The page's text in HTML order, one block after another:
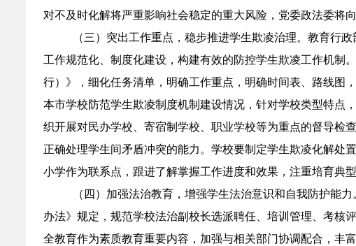
对不及时化解将严重影响社会稳定的重大风险，党委政法委将
（三）突出工作重点，稳步推进学生欺凌治理。 教育行政
工作规范化、制度化建设，构建有效的防控学生欺凌工作机制 。
行）》，细化任务清单，明确工作重点，明确时间表、路线图
本市学校防范学生欺凌制度机制建设情况，针对学校类型特点
织开展对民办学校、寄宿制学校、职业学校等为重点的督导检查
正确处理学生间矛盾冲突的能力。学校要制定学生欺凌化解处
小学作为联系点，跟进了解掌握工作进度和效果，注重培育典
（四） 加强法治教育，增强学生法治意识和自我防护能力
办法》规定，规范学校法治副校长选派聘任、培训管理、考核
全教育作为素质教育重要内容，加强与相关部门协调配合，丰